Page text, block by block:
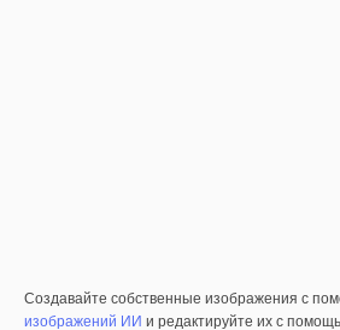
Создавайте собственные изображения с
изображений ИИ и редактируйте их с